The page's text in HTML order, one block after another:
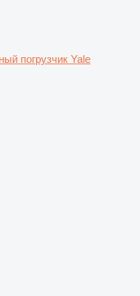
погрузчик Yale